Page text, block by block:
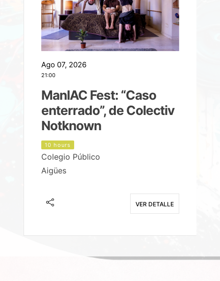
Ago 07, 2026
21:00
ManIAC Fest: “Caso
enterrado”, de Colectiv
Notknown
10 hours
Colegio Público
Aigües
VER DETALLE